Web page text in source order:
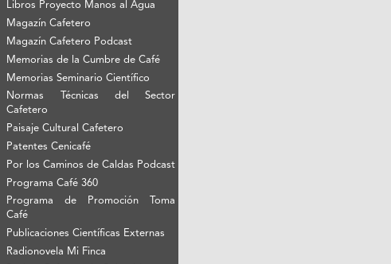
Libros Proyecto Manos al Agua
Magazín Cafetero
Magazín Cafetero Podcast
Memorias de la Cumbre de Café
Memorias Seminario Científico
Normas Técnicas del Sector
Cafetero
Paisaje Cultural Cafetero
Patentes Cenicafé
Por los Caminos de Caldas Podcast
Programa Café 360
Programa de Promoción Toma
Café
Publicaciones Científicas Externas
Radionovela Mi Finca